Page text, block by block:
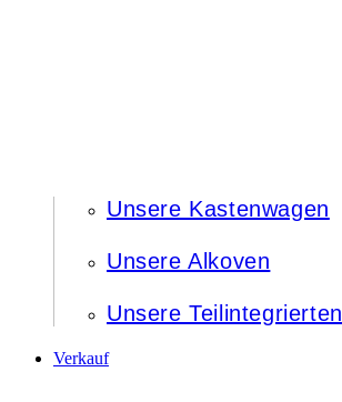
Unsere Kastenwagen
Unsere Alkoven
Unsere Teilintegrierten
Verkauf